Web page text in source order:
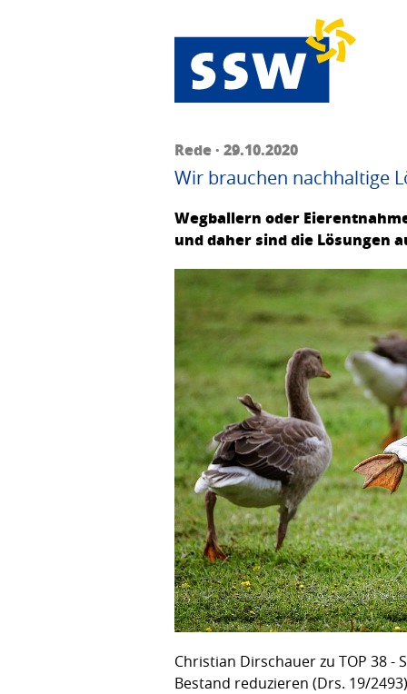
Rede · 29.10.2020
Wir brauchen nachhaltige
Wegballern oder
und daher sind die Lösungen
Christian Dirschauer zu TOP 38
Bestand reduzieren (Drs. 19/2493)